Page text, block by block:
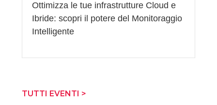
Ottimizza le tue infrastrutture Cloud e
Ibride: scopri il potere del Monitoraggio
Intelligente
TUTTI EVENTI >